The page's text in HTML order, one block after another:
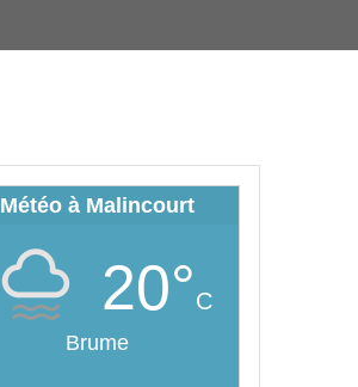
Météo à Malincourt
20°C
Brume